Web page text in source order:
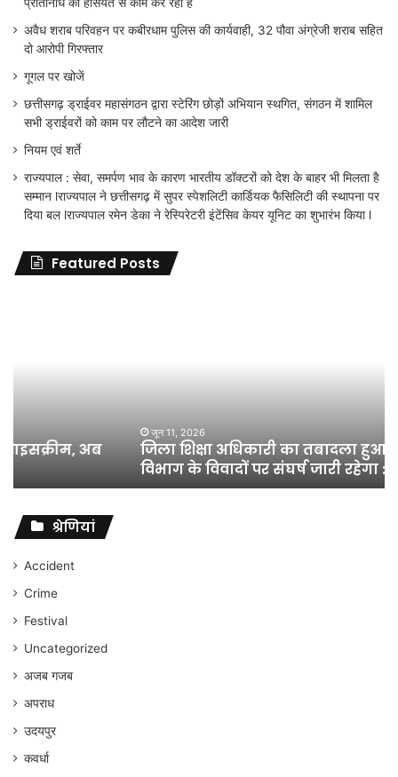
अवैध शराब परिवहन पर कबीरधाम पुलिस की कार्यवाही, 32 पौवा अंग्रेजी शराब सहित
दो आरोपी गिरफ्तार
गूगल पर खोजें
छत्तीसगढ़ ड्राईवर महासंगठन द्वारा स्टेरिंग छोड़ों अभियान स्थगित, संगठन में शामिल
सभी ड्राईवरों को काम पर लौटने का आदेश जारी
नियम एवं शर्ते
राज्यपाल : सेवा, समर्पण भाव के कारण भारतीय डॉक्टरों को देश के बाहर भी मिलता है
सम्मान lराज्यपाल ने छत्तीसगढ़ में सुपर स्पेशलिटी कार्डियक फैसिलिटी की स्थापना पर
दिया बल lराज्यपाल रमेन डेका ने रेस्पिरेटरी इंटेंसिव केयर यूनिट का शुभारंभ किया l
Featured Posts
विभाग
विवादों
संघर्ष
जारी
रहेगा
अंकित
गौरहा
जिला शिक्षा अधिकारी का तबादला हुआ, लेकिन शिक्षा
विभाग के विवादों पर संघर्ष जारी रहेगा : अंकित गौरहा
श्रेणियां
Accident
Crime
Festival
Uncategorized
अजब गजब
अपराध
उदयपुर
कवर्धा